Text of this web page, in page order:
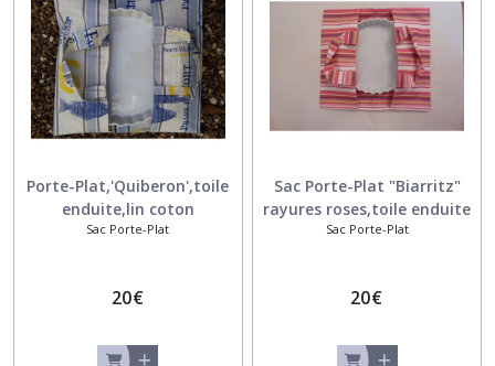
Porte-Plat,'Quiberon',toile
enduite,lin coton
Sac Porte-Plat
20€
Sac Porte-Plat "Biarritz"
rayures roses,toile enduite
Sac Porte-Plat
20€